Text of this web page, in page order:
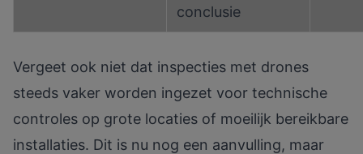
conclusie
Vergeet ook niet dat inspecties met drones
steeds vaker worden ingezet voor technische
controles op grote locaties of moeilijk bereikbare
installaties. Dit is nu nog een aanvulling, maar